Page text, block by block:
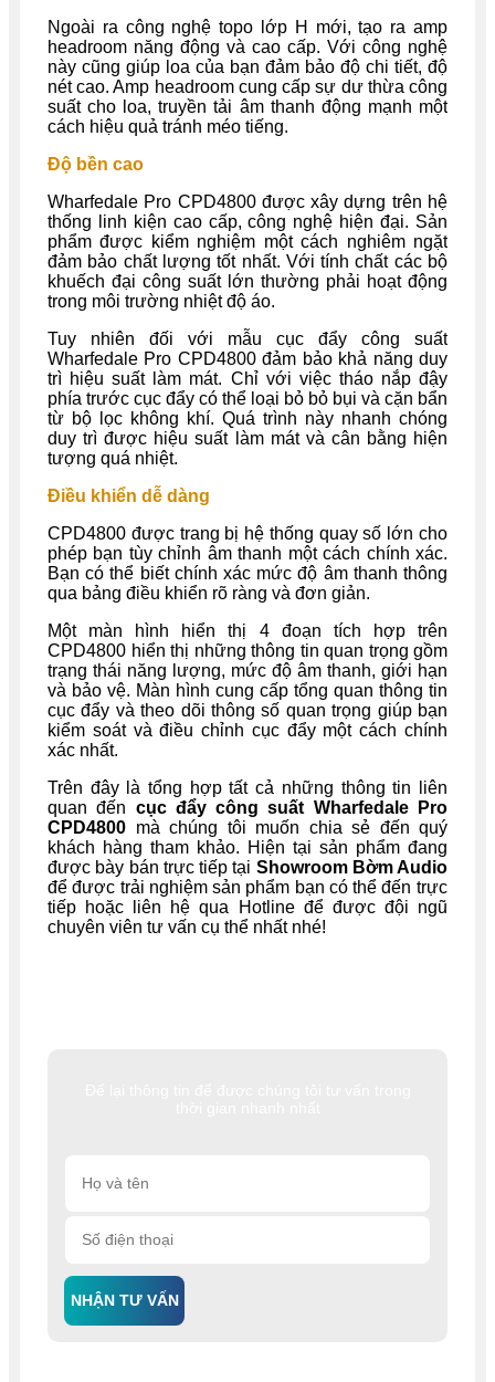
NHẬN TƯ VẤN
Ngoài ra công nghệ topo lớp H mới, tạo ra amp
headroom năng động và cao cấp. Với công nghệ
này cũng giúp loa của bạn đảm bảo độ chi tiết, độ
nét cao. Amp headroom cung cấp sự dư thừa công
suất cho loa, truyền tải âm thanh động mạnh một
cách hiệu quả tránh méo tiếng.
Độ bền cao
Wharfedale Pro CPD4800 được xây dựng trên hệ
thống linh kiện cao cấp, công nghệ hiện đại. Sản
phẩm được kiểm nghiệm một cách nghiêm ngặt
đảm bảo chất lượng tốt nhất. Với tính chất các bộ
khuếch đại công suất lớn thường phải hoạt động
trong môi trường nhiệt độ áo.
Tuy nhiên đối với mẫu cục đẩy công suất
Wharfedale Pro CPD4800 đảm bảo khả năng duy
trì hiệu suất làm mát. Chỉ với việc tháo nắp đậy
phía trước cục đẩy có thể loại bỏ bỏ bụi và cặn bẩn
từ bộ lọc không khí. Quá trình này nhanh chóng
duy trì được hiệu suất làm mát và cân bằng hiện
tượng quá nhiệt.
Điều khiển dễ dàng
CPD4800 được trang bị hệ thống quay số lớn cho
phép bạn tùy chỉnh âm thanh một cách chính xác.
Bạn có thể biết chính xác mức độ âm thanh thông
qua bảng điều khiển rõ ràng và đơn giản.
Một màn hình hiển thị 4 đoạn tích hợp trên
CPD4800 hiển thị những thông tin quan trọng gồm
trạng thái năng lượng, mức độ âm thanh, giới hạn
và bảo vệ. Màn hình cung cấp tổng quan thông tin
cục đẩy và theo dõi thông số quan trọng giúp bạn
kiểm soát và điều chỉnh cục đẩy một cách chính
xác nhất.
Trên đây là tổng hợp tất cả những thông tin liên
quan đến cục đẩy công suất Wharfedale Pro
CPD4800 mà chúng tôi muốn chia sẻ đến quý
khách hàng tham khảo. Hiện tại sản phẩm đang
được bày bán trực tiếp tại Showroom Bờm Audio
để được trải nghiệm sản phẩm bạn có thể đến trực
tiếp hoặc liên hệ qua Hotline để được đội ngũ
chuyên viên tư vấn cụ thể nhất nhé!